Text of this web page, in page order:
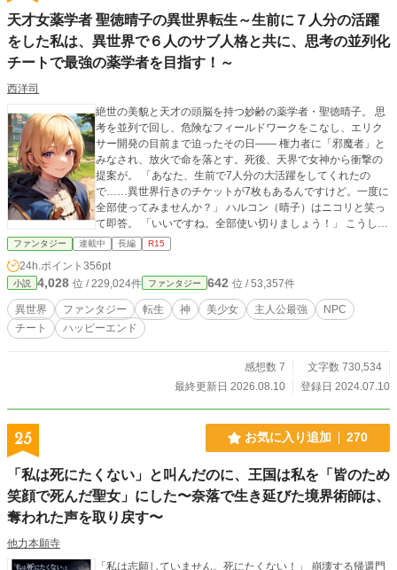
天才女薬学者 聖徳晴子の異世界転生～生前に７人分の活躍
をした私は、異世界で６人のサブ人格と共に、思考の並列化
チートで最強の薬学者を目指す！～
西洋司
絶世の美貌と天才の頭脳を持つ妙齢の薬学者・聖徳晴子。 思
考を並列で回し、危険なフィールドワークをこなし、エリク
サー開発の目前まで迫ったその日—— 権力者に「邪魔者」と
みなされ、放火で命を落とす。死後、天界で女神から衝撃の
提案が。 「あなた、生前で7人分の大活躍をしてくれたの
で……異世界行きのチケットが7枚もあるんですけど。一度に
全部使ってみませんか？」 ハルコン（晴子）はニコリと笑っ
て即答。 「いいですね。全部使い切りましょう！」 こうして
彼女は、7人分のチートを一身に宿した神の御使いとして異世
界に転生！ 薬学知識＋並列思考＋美貌＋圧倒的行動力で、異
世界を華麗に（そして時に容赦なく）かき回していく——！
神の御使いハルコンの、チート過ぎる物語、開幕！
ファンタジー 連載中 長編 R15
24h.ポイント 356pt
小説 4,028 位 / 229,024件 ファンタジー 642 位 / 53,357件
異世界 ファンタジー 転生 神 美少女 主人公最強
NPC
チート
ハッピーエンド
感想数 7
文字数 730,534
最終更新日 2026.08.10
登録日 2024.07.10
25 お気に入り追加 270
「私は死にたくない」と叫んだのに、王国は私を「皆のため
笑顔で死んだ聖女」にした〜奈落で生き延びた境界術師は、
奪われた声を取り戻す〜
他力本願寺
「私は志願していません。死にたくない！」 崩壊する帰還門